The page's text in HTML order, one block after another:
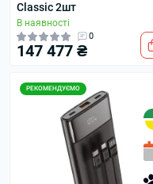
Classic 2шт
В наявності
0
147 477 ₴
РЕКОМЕНДУЄМО